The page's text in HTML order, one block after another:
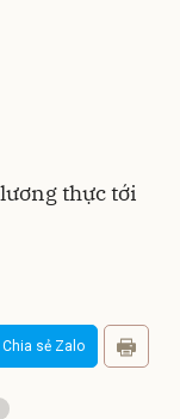
thực tới
Chia sẻ Zalo